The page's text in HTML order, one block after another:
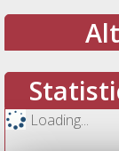
Loading...